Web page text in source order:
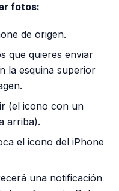
fotos:
de origen.
que quieres enviar
la esquina superior
(el icono con un
arriba).
el icono del iPhone
una notificación